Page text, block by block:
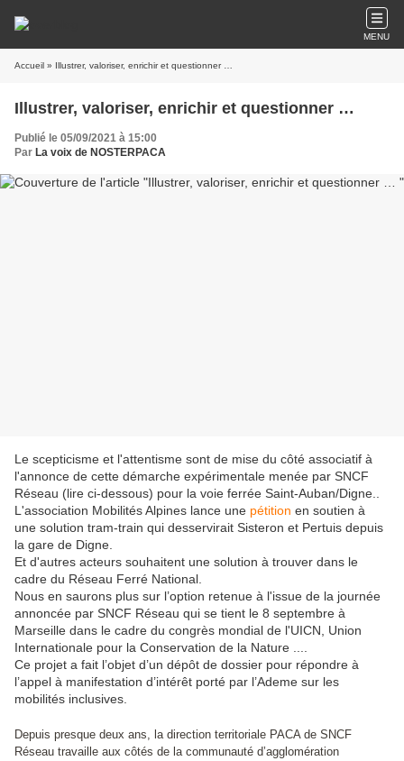
MENU
Accueil » Illustrer, valoriser, enrichir et questionner …
Illustrer, valoriser, enrichir et questionner …
Publié le 05/09/2021 à 15:00
Par La voix de NOSTERPACA
Le scepticisme et l'attentisme sont de mise du côté associatif à
l'annonce de cette démarche expérimentale menée par SNCF
Réseau (lire ci-dessous) pour la voie ferrée Saint-Auban/Digne..
L'association Mobilités Alpines lance une pétition en soutien à
une solution tram-train qui desservirait Sisteron et Pertuis depuis
la gare de Digne.
Et d'autres acteurs souhaitent une solution à trouver dans le
cadre du Réseau Ferré National.
Nous en saurons plus sur l’option retenue à l'issue de la journée
annoncée par SNCF Réseau qui se tient le 8 septembre à
Marseille dans le cadre du congrès mondial de l'UICN, Union
Internationale pour la Conservation de la Nature ....
Ce projet a fait l’objet d’un dépôt de dossier pour répondre à
l’appel à manifestation d’intérêt porté par l’Ademe sur les
mobilités inclusives.
Depuis presque deux ans, la direction territoriale PACA de SNCF
Réseau travaille aux côtés de la communauté d’agglomération